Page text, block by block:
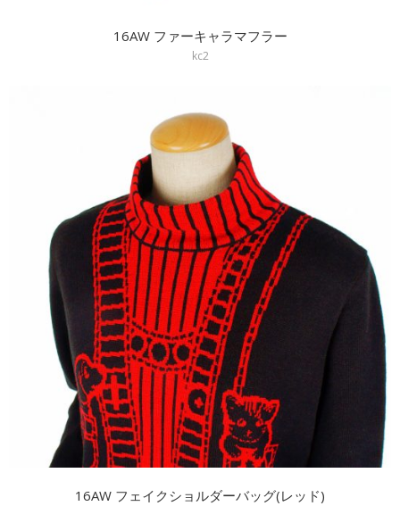
16AW ファーキャラマフラー
kc2
16AW フェイクショルダーバッグ(レッド)